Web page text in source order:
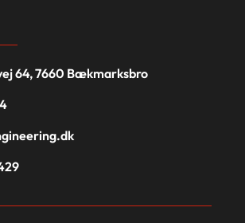
64, 7660 Bækmarksbro